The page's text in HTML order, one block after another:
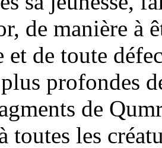
de manière à
et de toute
profondes
de
toutes les